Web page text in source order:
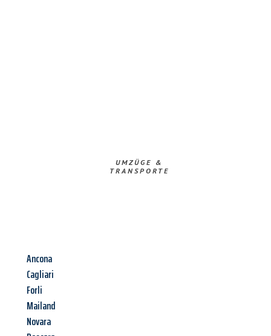
UMZÜGE &
TRANSPORTE
Ancona
Cagliari
Forli
Mailand
Novara